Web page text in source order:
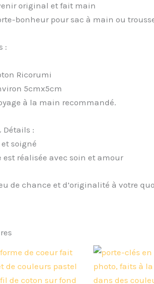
original et fait main
bonheur pour sac à main ou
:
Ricorumi
5cmx5cm
à la main recommandé.
Détails :
soigné
est réalisée avec soin et amour
de chance et d’originalité à votre
Ce
produit
a